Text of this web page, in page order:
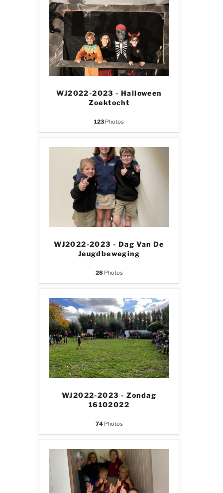
WJ2022-2023 - Halloween
Zoektocht
123 Photos
WJ2022-2023 - Dag Van De
Jeugdbeweging
28Photos
WJ2022-2023 - Zondag
16102022
74Photos